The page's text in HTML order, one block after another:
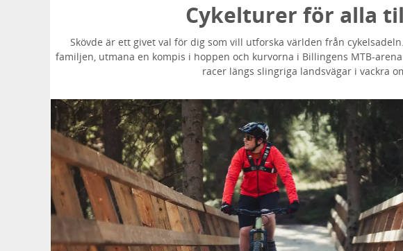
Cykelturer för alla
Skövde är ett givet val för dig som vill utforska världen från
familjen, utmana en kompis i hoppen och kurvorna i Billingens MTB-
racer längs slingriga landsvägar i vackra